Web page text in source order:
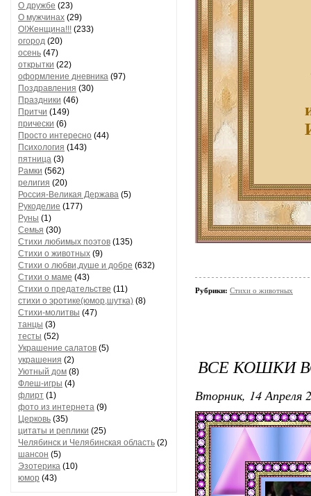
О дружбе (23)
О мужчинах (29)
О!Женщина!!! (233)
огород (20)
осень (47)
открытки (22)
оформление дневника (97)
Поздравления (30)
Праздники (46)
Притчи (149)
прически (6)
Просто интересно (44)
Психология (143)
пятница (3)
Рамки (562)
религия (20)
Россия-Великая Держава (5)
Рукоделие (177)
Руны (1)
Семья (30)
Стихи любимых поэтов (135)
Стихи о животных (9)
Стихи о любви,душе и добре (632)
Стихи о маме (43)
Стихи о предательстве (11)
стихи о эротике(юмор,шутка) (8)
Стихи-молитвы (47)
танцы (3)
тесты (52)
Украшение салатов (5)
украшения (2)
Уютный дом (8)
Флеш-игры (4)
флирт (1)
фото из интернета (9)
Церковь (35)
цитаты и реплики (25)
Челябинск и Челябинская область (2)
шансон (5)
Эзотерика (10)
юмор (43)
Рубрики: Стихи о животных
ВСЕ КОШКИ
Вторник, 14 Апреля